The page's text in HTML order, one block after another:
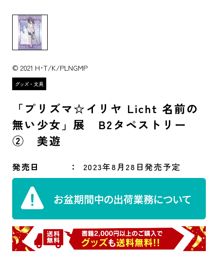
© 2021 H･T/K/PLNGMP
「プリズマ☆イリヤ Licht 名前の
無い少女」展 B2タペストリー
② 美遊
発売日 2023年8月28日発売予定